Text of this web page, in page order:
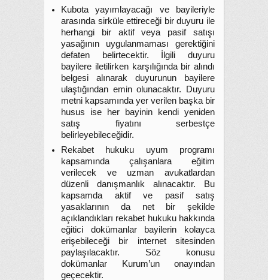
Kubota yayımlayacağı ve bayileriyle
arasında sirküle ettireceği bir duyuru ile
herhangi bir aktif veya pasif satışı
yasağının uygulanmaması gerektiğini
defaten belirtecektir. İlgili duyuru
bayilere iletilirken karşılığında bir alındı
belgesi alınarak duyurunun bayilere
ulaştığından emin olunacaktır. Duyuru
metni kapsamında yer verilen başka bir
husus ise her bayinin kendi yeniden
satış fiyatını serbestçe
belirleyebileceğidir.
Rekabet hukuku uyum programı
kapsamında çalışanlara eğitim
verilecek ve uzman avukatlardan
düzenli danışmanlık alınacaktır. Bu
kapsamda aktif ve pasif satış
yasaklarının da net bir şekilde
açıklandıkları rekabet hukuku hakkında
eğitici dokümanlar bayilerin kolayca
erişebileceği bir internet sitesinden
paylaşılacaktır. Söz konusu
dokümanlar Kurum’un onayından
geçecektir.